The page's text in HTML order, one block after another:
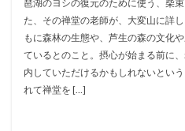
琶湖のヨシの復元のために使う、柴
た、その禅堂の老師が、大変山に詳
もに森林の生態や、芦生の森の文化
ているとのこと。摂心が始まる前に
内していただけるかもしれないとい
れて禅堂を […]